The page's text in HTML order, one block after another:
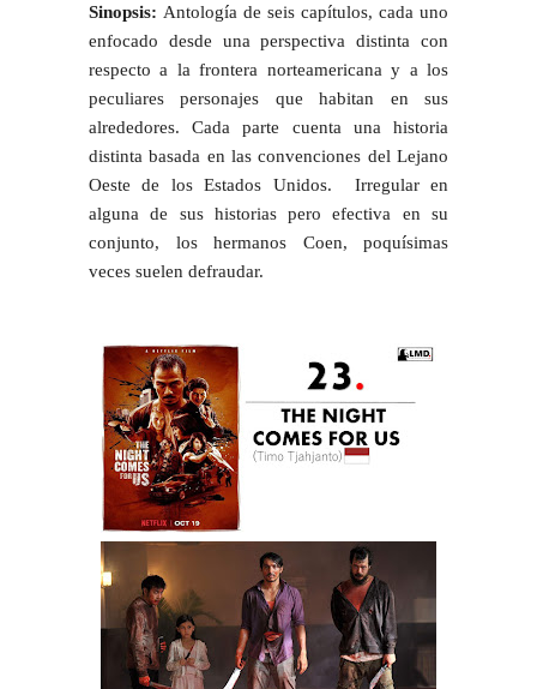
Sinopsis: Antología de seis capítulos, cada uno
enfocado desde una perspectiva distinta con
respecto a la frontera norteamericana y a los
peculiares personajes que habitan en sus
alrededores. Cada parte cuenta una historia
distinta basada en las convenciones del Lejano
Oeste de los Estados Unidos. Irregular en
alguna de sus historias pero efectiva en su
conjunto, los hermanos Coen, poquísimas
veces suelen defraudar.